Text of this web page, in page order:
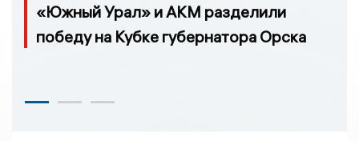
«Южный Урал» и АКМ разделили
победу на Кубке губернатора Орска